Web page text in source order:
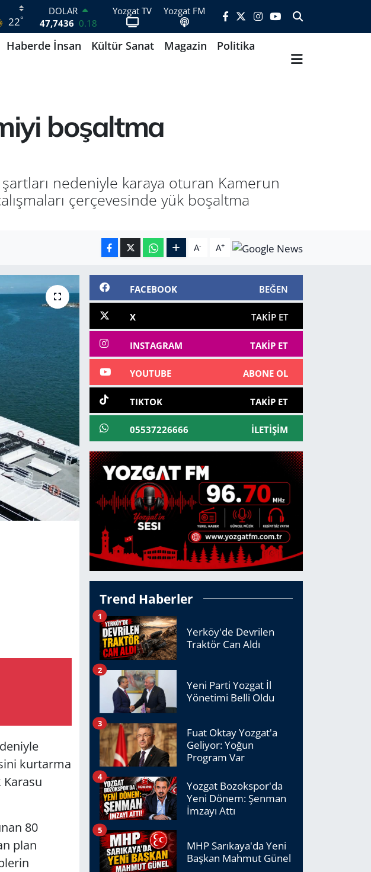
22°
DOLAR
47,7436 0.18
EURO
55,2510 0.32
13.779 -14
BITCOIN
Yozgat TV Yozgat FM
Haberde İnsan Kültür Sanat Magazin
Politika
boşaltma
nedeniyle karaya oturan Kamerun
çerçevesinde yük boşaltma
A- A+
kurtarma
Karasu
80
plan
FACEBOOK BEĞEN
X TAKIP ET
INSTAGRAM TAKIP ET
YOUTUBE ABONE OL
TIKTOK TAKIP ET
05537226666 İLETIŞIM
Trend Haberler
Yerköy'de Devrilen
Traktör Can Aldı
1
Yeni Parti Yozgat İl
Yönetimi Belli Oldu
2
Fuat Oktay Yozgat'a
Geliyor: Yoğun
Program Var
3
Yozgat Bozokspor'da
Yeni Dönem: Şenman
İmzayı Attı
4
MHP Sarıkaya'da Yeni
Başkan Mahmut Günel
5